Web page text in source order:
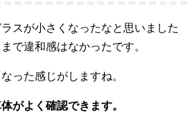
スが小さくなったなと思いました
で違和感はなかったです。
った感じがしますね。
がよく確認できます。